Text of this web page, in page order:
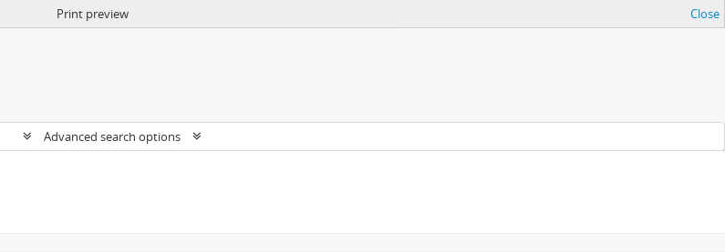
Print preview Close
Advanced search options